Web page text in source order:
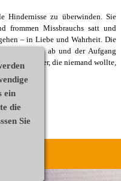
ein
die
Sie
Hindernisse zu überwinden. Sie
frommen Missbrauchs satt und
– in Liebe und Wahrheit. Die
Sauls läuft ab und der Aufgang
die Kämpfer, die niemand wollte,